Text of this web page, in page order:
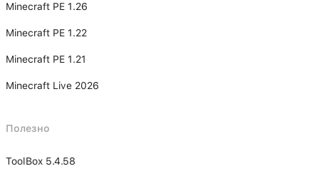
Minecraft PE 1.26
Minecraft PE 1.22
Minecraft PE 1.21
Minecraft Live 2026
Полезно
ToolBox 5.4.58